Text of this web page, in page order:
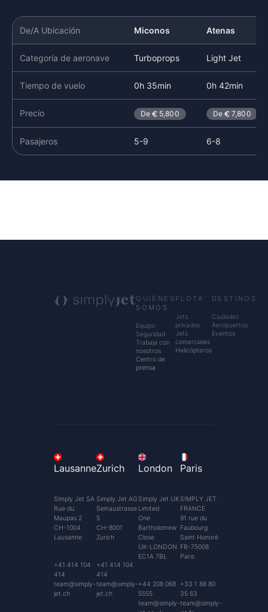
De/A Ubicación Miconos Atenas
Categoría de aeronave Turboprops Light Jet
Tiempo de vuelo 0h 35min 0h 42min
Precio De 5,800 De 7,800
Pasajeros 5-9 6-8
QUIÉNES
SOMOS
Equipo
Seguridad
Trabaja con
nosotros
Centro de
prensa
FLOTA
Jets
privados
Jets
comerciales
Helicópteros
DESTINOS
Ciudades
Aeropuertos
Eventos
Lausanne
Simply Jet SA
Rue du
Maupas 2
CH-1004
Lausanne
+41 414 104
414
team@simply-
jet.ch
Zurich
Simply Jet AG
Selnaustrasse
5
CH-8001
Zurich
+41 414 104
414
team@simply-
jet.ch
London
Simply Jet UK
Limited
One
Bartholomew
Close
UK-LONDON
EC1A 7BL
+44 208 068
5555
team@simply-
Paris
SIMPLY JET
FRANCE
91 rue du
Faubourg
Saint Honoré
FR-75008
Paris
+33 1 88 80
35 63
team@simply-